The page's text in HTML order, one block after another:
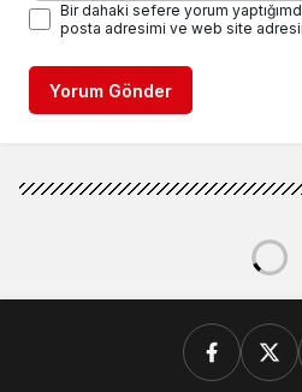
Bir dahaki sefere yorum
posta adresimi ve web site
Yorum Gönder